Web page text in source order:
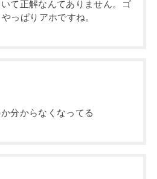
て正解なんてありません。ゴ
っぱりアホですね。
分からなくなってる